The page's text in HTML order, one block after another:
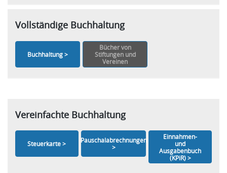
Vollständige Buchhaltung
Buchhaltung >
Bücher von
Stiftungen und
Vereinen
Vereinfachte Buchhaltung
Steuerkarte >
Pauschalabrechnungen
>
Einnahmen-
und
Ausgabenbuch
(KPiR) >